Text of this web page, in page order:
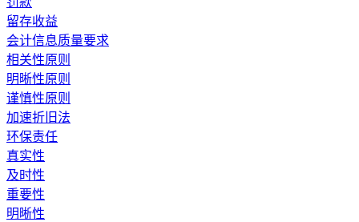
留存收益
会计信息质量要求
相关性原则
明晰性原则
谨慎性原则
加速折旧法
环保责任
真实性
及时性
重要性
明晰性